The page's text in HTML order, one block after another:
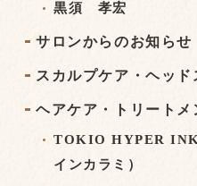
黒須 孝宏
サロンからのお知らせ
スカルプケア・ヘッド
ヘアケア・トリートメ
TOKIO HYPER
インカラミ）